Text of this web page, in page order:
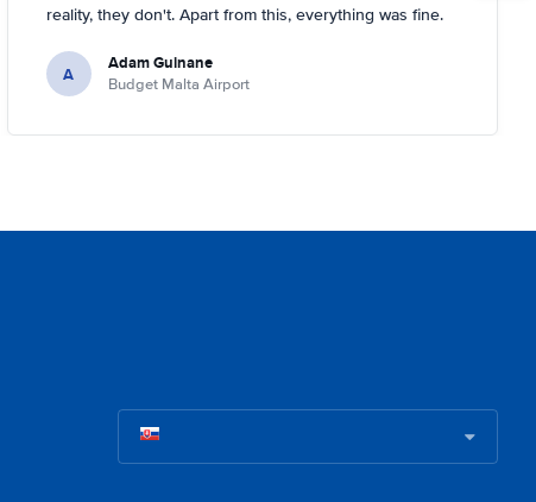
reality, they don't. Apart from this, everything was fine.
A Adam Guinane
Budget Malta Airport